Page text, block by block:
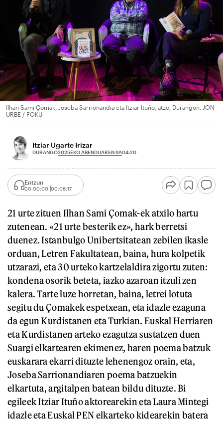
Ilhan Sami Çomak, Joseba Sarrionandia eta Itziar Ituño, atzo, Durangon. JON
URBE / FOKU
Itziar Ugarte Irizar
DURANGO2025EKO ABENDUAREN 6A04:20
Entzun
00:00:00 00:06:17
21 urte zituen Ilhan Sami Çomak-ek atxilo hartu
zutenean. «21 urte besterik ez», hark berretsi
duenez. Istanbulgo Unibertsitatean zebilen ikasle
orduan, Letren Fakultatean, baina, hura kolpetik
utzarazi, eta 30 urteko kartzelaldira zigortu zuten:
kondena osorik beteta, iazko azaroan itzuli zen
kalera. Tarte luze horretan, baina, letrei lotuta
segitu du Çomakek espetxean, eta idazle ezaguna
da egun Kurdistanen eta Turkian. Euskal Herriaren
eta Kurdistanen arteko ezagutza sustatzen duen
Suargi elkartearen ekimenez, haren poema batzuk
euskarara ekarri dituzte lehenengoz orain, eta,
Joseba Sarrionandiaren poema batzuekin
elkartuta, argitalpen batean bildu dituzte. Bi
egileek Itziar Ituño aktorearekin eta Laura Mintegi
idazle eta Euskal PEN elkarteko kidearekin batera